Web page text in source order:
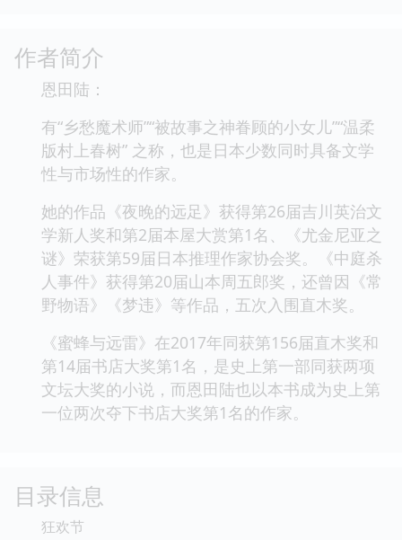
作者简介
恩田陆：
有“乡愁魔术师”“被故事之神眷顾的小女儿”“温柔
版村上春树” 之称，也是日本少数同时具备文学
性与市场性的作家。
她的作品《夜晚的远足》获得第26届吉川英治文
学新人奖和第2届本屋大赏第1名、《尤金尼亚之
谜》荣获第59届日本推理作家协会奖。《中庭杀
人事件》获得第20届山本周五郎奖，还曾因《常
野物语》《梦违》等作品，五次入围直木奖。
《蜜蜂与远雷》在2017年同获第156届直木奖和
第14届书店大奖第1名，是史上第一部同获两项
文坛大奖的小说，而恩田陆也以本书成为史上第
一位两次夺下书店大奖第1名的作家。
目录信息
狂欢节